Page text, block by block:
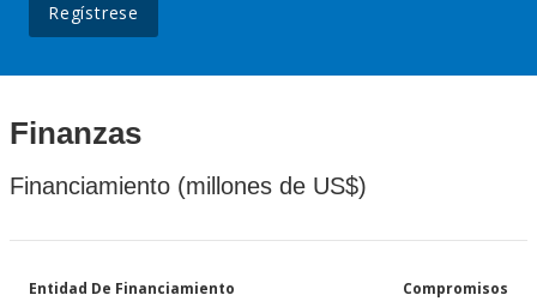
Regístrese
Finanzas
Financiamiento (millones de US$)
Entidad De Financiamiento Compromisos